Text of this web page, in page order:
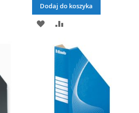
Dodaj do koszyka
DODAJ
LISTY
ŻYCZEŃ